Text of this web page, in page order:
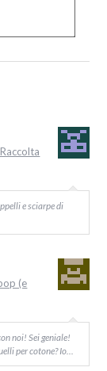
e sciarpe di
(e
noi! Sei geniale!
per cotone? Io…